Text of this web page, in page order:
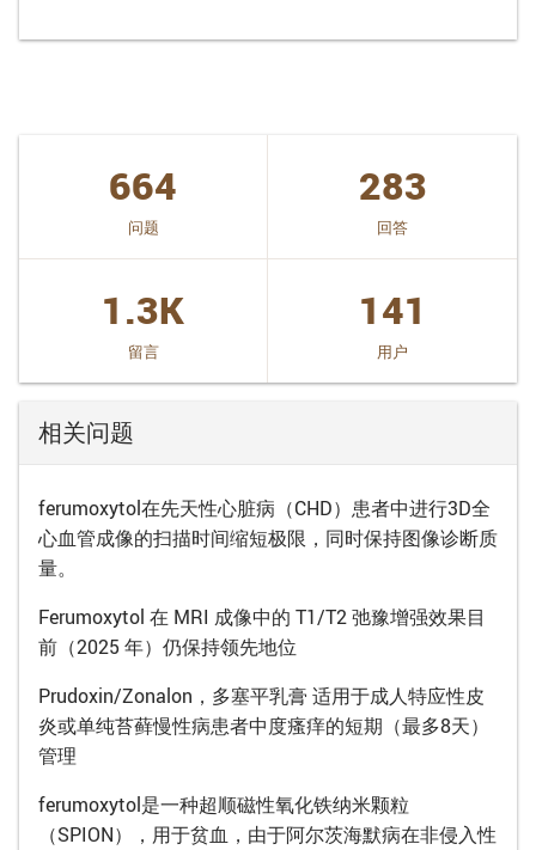
664
问题
283
回答
1.3K
留言
141
用户
相关问题
ferumoxytol在先天性心脏病（CHD）患者中进行3D全
心血管成像的扫描时间缩短极限，同时保持图像诊断质
量。
Ferumoxytol 在 MRI 成像中的 T1/T2 弛豫增强效果目
前（2025 年）仍保持领先地位
Prudoxin/Zonalon，多塞平乳膏 适用于成人特应性皮
炎或单纯苔藓慢性病患者中度瘙痒的短期（最多8天）
管理
ferumoxytol是一种超顺磁性氧化铁纳米颗粒
（SPION），用于贫血，由于阿尔茨海默病在非侵入性